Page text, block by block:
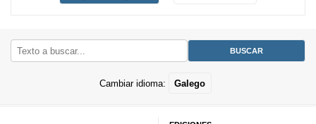
Cambiar idioma: Galego